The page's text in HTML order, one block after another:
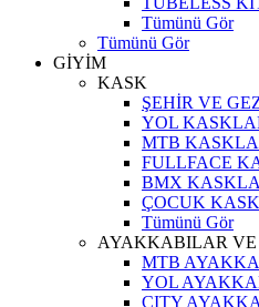
Tümünü Gör
Tümünü Gör
GİYİM
KASK
ŞEHİR VE
YOL
MTB
FULLFACE
BMX
ÇOCUK
Tümünü Gör
AYAKKABILAR
MTB
YOL
CITY